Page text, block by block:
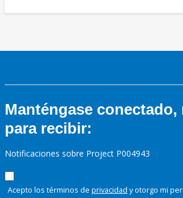
Manténgase conectado,
para recibir:
Notificaciones sobre Project P004943
Acepto los términos de privacidad y otorgo mi